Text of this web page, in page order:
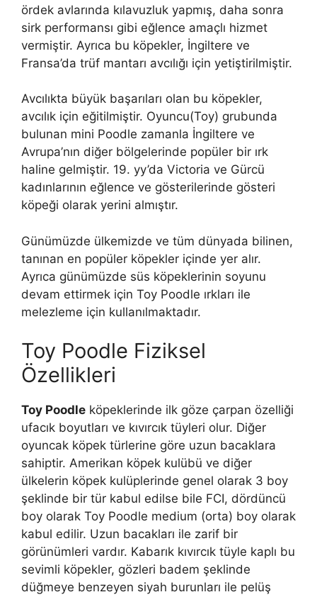
ördek avlarında kılavuzluk yapmış, daha sonra
sirk performansı gibi eğlence amaçlı hizmet
vermiştir. Ayrıca bu köpekler, İngiltere ve
Fransa’da trüf mantarı avcılığı için yetiştirilmiştir.
Avcılıkta büyük başarıları olan bu köpekler,
avcılık için eğitilmiştir. Oyuncu(Toy) grubunda
bulunan mini Poodle zamanla İngiltere ve
Avrupa’nın diğer bölgelerinde popüler bir ırk
haline gelmiştir. 19. yy’da Victoria ve Gürcü
kadınlarının eğlence ve gösterilerinde gösteri
köpeği olarak yerini almıştır.
Günümüzde ülkemizde ve tüm dünyada bilinen,
tanınan en popüler köpekler içinde yer alır.
Ayrıca günümüzde süs köpeklerinin soyunu
devam ettirmek için Toy Poodle ırkları ile
melezleme için kullanılmaktadır.
Toy Poodle Fiziksel
Özellikleri
Toy Poodle köpeklerinde ilk göze çarpan özelliği
ufacık boyutları ve kıvırcık tüyleri olur. Diğer
oyuncak köpek türlerine göre uzun bacaklara
sahiptir. Amerikan köpek kulübü ve diğer
ülkelerin köpek kulüplerinde genel olarak 3 boy
şeklinde bir tür kabul edilse bile FCI, dördüncü
boy olarak Toy Poodle medium (orta) boy olarak
kabul edilir. Uzun bacakları ile zarif bir
görünümleri vardır. Kabarık kıvırcık tüyle kaplı bu
sevimli köpekler, gözleri badem şeklinde
düğmeye benzeyen siyah burunları ile pelüş